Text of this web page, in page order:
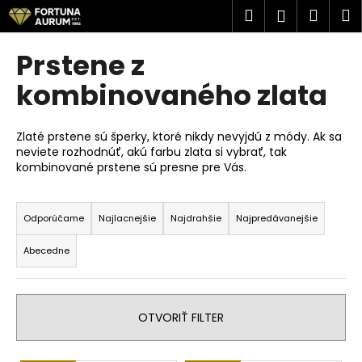
Prejsť
na
obsah
Hľadať
Prstene z
kombinovaného zlata
Zlaté prstene sú šperky, ktoré nikdy nevyjdú z módy. Ak sa
neviete rozhodnúť, akú farbu zlata si vybrať, tak
kombinované prstene sú presne pre Vás.
R
a
d
e
n
p
Odporúčame Najlacnejšie Najdrahšie Najpredávanejšie
Abecedne
OTVORIŤ FILTER
K
o
Č
o
p
o
t
e
b
u
j
e
e